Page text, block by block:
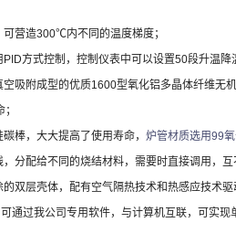
可营造300℃内不同的温度梯度；
PID方式控制，控制仪表中可以设置50段升温降
吸附成型的优质1600型氧化铝多晶体纤维无
棒，大大提高了使用寿命， 炉管材质选用99
分配给不同的烧结材料，需要时直接调用，互
双层壳体，配有空气隔热技术和热感应技术驱
通过我公司专用软件，与计算机互联，可实